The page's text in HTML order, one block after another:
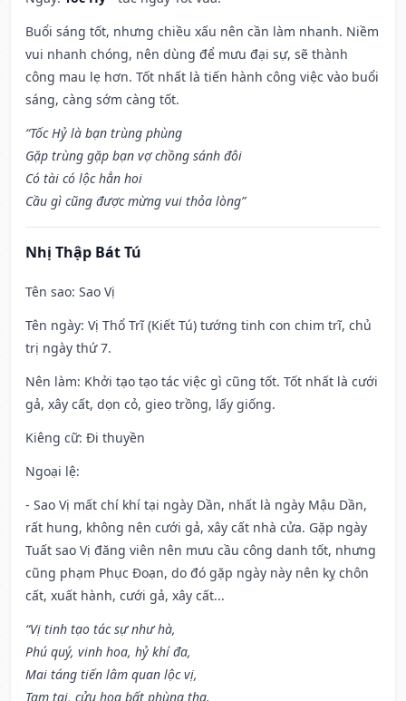
Buổi sáng tốt, nhưng chiều xấu nên cần làm nhanh. Niềm
vui nhanh chóng, nên dùng để mưu đại sự, sẽ thành
công mau lẹ hơn. Tốt nhất là tiến hành công việc vào buổi
sáng, càng sớm càng tốt.
“Tốc Hỷ là bạn trùng phùng
Gặp trùng gặp bạn vợ chồng sánh đôi
Có tài có lộc hẳn hoi
Cầu gì cũng được mừng vui thỏa lòng”
Nhị Thập Bát Tú
Tên sao: Sao Vị
Tên ngày: Vị Thổ Trĩ (Kiết Tú) tướng tinh con chim trĩ, chủ
trị ngày thứ 7.
Nên làm: Khởi tạo tạo tác việc gì cũng tốt. Tốt nhất là cưới
gả, xây cất, dọn cỏ, gieo trồng, lấy giống.
Kiêng cữ: Đi thuyền
Ngoại lệ:
- Sao Vị mất chí khí tại ngày Dần, nhất là ngày Mậu Dần,
rất hung, không nên cưới gả, xây cất nhà cửa. Gặp ngày
Tuất sao Vị đăng viên nên mưu cầu công danh tốt, nhưng
cũng phạm Phục Đoạn, do đó gặp ngày này nên kỵ chôn
cất, xuất hành, cưới gả, xây cất...
“Vị tinh tạo tác sự như hà,
Phú quý, vinh hoa, hỷ khí đa,
Mai táng tiến lâm quan lộc vị,
Tam tai, cửu họa bất phùng tha.